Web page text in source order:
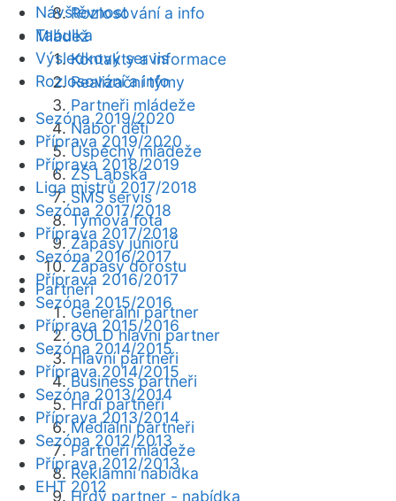
Rozlosování a info
Mládež
Kontakty a informace
Realizační týmy
Partneři mládeže
Nábor dětí
Úspěchy mládeže
ZŠ Labská
SMS servis
Týmová fota
Zápasy juniorů
Zápasy dorostu
Partneři
Generální partner
GOLD hlavní partner
Hlavní partneři
Business partneři
Hrdí partneři
Mediální partneři
Partneři mládeže
Reklamní nabídka
Hrdý partner - nabídka
Návštěvnost
Tabulka
Výsledkový servis
Rozlosování a info
Sezóna 2019/2020
Příprava 2019/2020
Příprava 2018/2019
Liga mistrů 2017/2018
Sezóna 2017/2018
Příprava 2017/2018
Sezóna 2016/2017
Příprava 2016/2017
Sezóna 2015/2016
Příprava 2015/2016
Sezóna 2014/2015
Příprava 2014/2015
Sezóna 2013/2014
Příprava 2013/2014
Sezóna 2012/2013
Příprava 2012/2013
EHT 2012